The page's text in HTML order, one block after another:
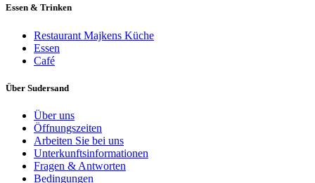
Essen & Trinken
Restaurant Majkens Küche
Essen
Café
Über Sudersand
Über uns
Öffnungszeiten
Arbeiten Sie bei uns
Unterkunftsinformationen
Fragen & Antworten
Bedingungen